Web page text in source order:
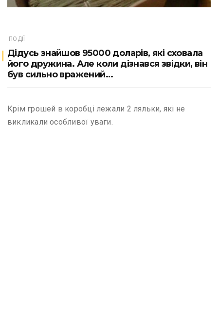
ПОДІЇ
Дідусь знайшов 95000 доларів, які сховала
його дружина. Але коли дізнався звідки, він
був сильно вражений…
Крім грошей в коробці лежали 2 ляльки, які не
викликали особливої уваги.